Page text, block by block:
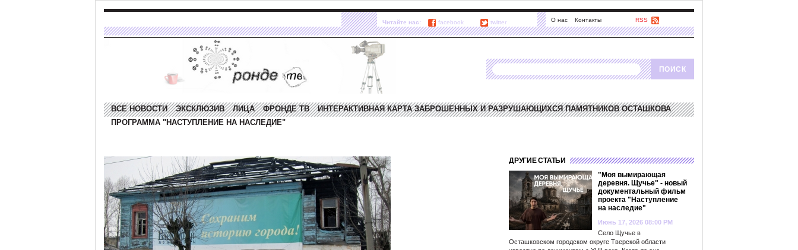
О нас Контакты RSS
Читайте нас: facebook twitter
ВСЕ НОВОСТИ ЭКСКЛЮЗИВ ЛИЦА ФРОНДЕ ТВ
ИНТЕРАКТИВНАЯ КАРТА ЗАБРОШЕННЫХ И РАЗРУШАЮЩИХСЯ ПАМЯТНИКОВ ОСТАШКОВА
ПРОГРАММА "НАСТУПЛЕНИЕ НА НАСЛЕДИЕ"
ДРУГИЕ СТАТЬИ
"Моя вымирающая
деревня. Щучье" - новый
документальный фильм
проекта "Наступление
на наследие"
Июнь 17, 2026 08:00 PM
Село Щучье в
Осташковском городском округе Тверской области